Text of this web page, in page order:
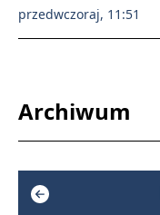
przedwczoraj, 11:51
Archiwum